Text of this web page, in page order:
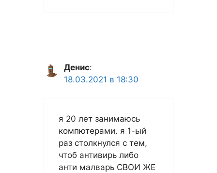
Денис:
18.03.2021 в 18:30
я 20 лет занимаюсь
компютерами. я 1-ый
раз столкнулся с тем,
чтоб антивирь либо
анти малварь СВОИ ЖЕ